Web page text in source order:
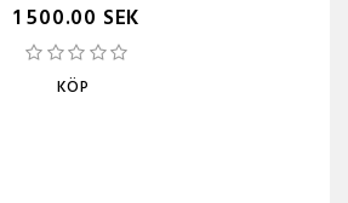
1 500.00 SEK
KÖP